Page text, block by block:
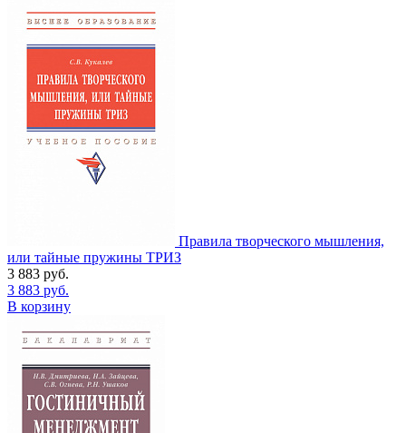
Правила творческого мышления,
или тайные пружины ТРИЗ
3 883 руб.
3 883 руб.
В корзину